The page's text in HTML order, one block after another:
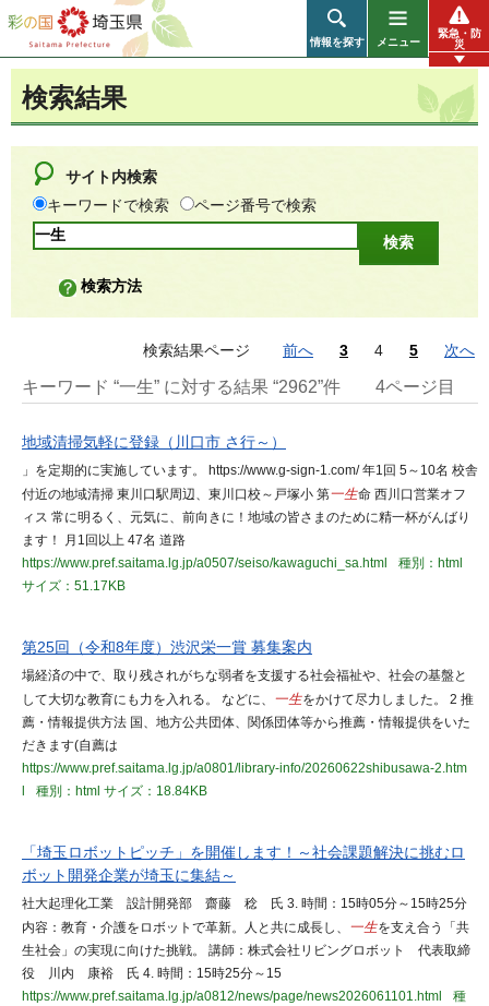
彩の国 埼玉県
情報を探す メニュー
緊急・防
災
検索結果
サイト内検索
キーワードで検索
ページ番号で検索
検索方法
検索結果ページ 前へ 3 4 5 次へ
キーワード “一生” に対する結果 “2962”件 4ページ目
地域清掃気軽に登録（川口市 さ行～）
」を定期的に実施しています。 https://www.g-sign-1.com/ 年1回 5～10名 校舎
付近の地域清掃 東川口駅周辺、東川口校～戸塚小 第一生命 西川口営業オフ
ィス 常に明るく、元気に、前向きに！地域の皆さまのために精一杯がんばり
ます！ 月1回以上 47名 道路
https://www.pref.saitama.lg.jp/a0507/seiso/kawaguchi_sa.html
種別：html
サイズ：51.17KB
第25回（令和8年度）渋沢栄一賞 募集案内
場経済の中で、取り残されがちな弱者を支援する社会福祉や、社会の基盤と
して大切な教育にも力を入れる。 などに、 一生をかけて尽力しました。 2 推
薦・情報提供方法 国、地方公共団体、関係団体等から推薦・情報提供をいた
だきます(自薦は
https://www.pref.saitama.lg.jp/a0801/library-info/20260622shibusawa-2.htm
種別：html サイズ：18.84KB
「埼玉ロボットピッチ」を開催します！～社会課題解決に挑むロ
ボット開発企業が埼玉に集結～
社大起理化工業 設計開発部 齋藤 稔 氏 3. 時間：15時05分～15時25分
内容：教育・介護をロボットで革新。人と共に成長し、 一生を支え合う「共
生社会」の実現に向けた挑戦。 講師：株式会社リビングロボット 代表取締
役 川内 康裕 氏 4. 時間：15時25分～15
https://www.pref.saitama.lg.jp/a0812/news/page/news2026061101.html
種